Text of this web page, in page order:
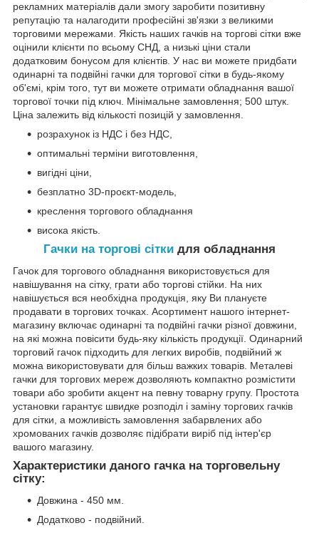
рекламних матеріалів дали змогу заробити позитивну
репутацію та налагодити професійні зв'язки з великими
торговими мережами. Якість наших гачків на торгові сітки вже
оцінили клієнти по всьому СНД, а низькі ціни стали
додатковим бонусом для клієнтів. У нас ви можете придбати
одинарні та подвійні гачки для торгової сітки в будь-якому
об'ємі, крім того, тут ви можете отримати обладнання вашої
торгової точки під ключ. Мінімальне замовлення; 500 штук.
Ціна залежить від кількості позицій у замовлення.
розрахунок із НДС і без НДС,
оптимальні терміни виготовлення,
вигідні ціни,
безплатно 3D-проєкт-модель,
креслення торгового обладнання
висока якість.
Гачки на торгові сітки для обладнання
Гачок для торгового обладнання використовується для
навішування на сітку, грати або торгові стійки. На них
навішується вся необхідна продукція, яку Ви плануєте
продавати в торгових точках. Асортимент нашого інтернет-
магазину включає одинарні та подвійні гачки різної довжини,
на які можна повісити будь-яку кількість продукції. Одинарний
торговий гачок підходить для легких виробів, подвійний ж
можна використовувати для більш важких товарів. Металеві
гачки для торгових мереж дозволяють компактно розмістити
товари або зробити акцент на певну товарну групу. Простота
установки гарантує швидке розподіл і заміну торгових гачків
для сітки, а можливість замовлення забарвлених або
хромованих гачків дозволяє підібрати виріб під інтер'єр
вашого магазину.
Характеристики даного гачка на торговельну
сітку:
Довжина - 450 мм.
Додатково - подвійний.